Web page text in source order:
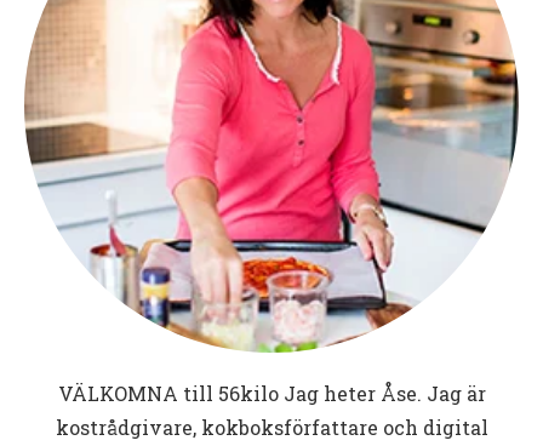
VÄLKOMNA till 56kiloJag heter Åse. Jag är
kostrådgivare, kokboksförfattare och digital